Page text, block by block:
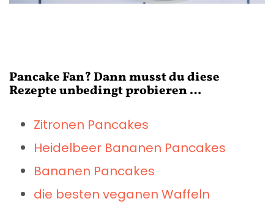
Pancake Fan? Dann musst du diese
Rezepte unbedingt probieren …
Zitronen Pancakes
Heidelbeer Bananen Pancakes
Bananen Pancakes
die besten veganen Waffeln